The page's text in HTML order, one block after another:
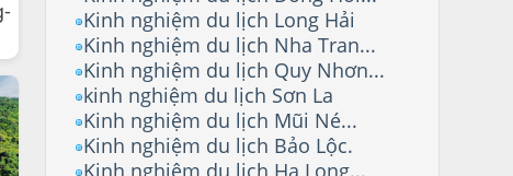
Kinh nghiệm du lịch Long Hải
Kinh nghiệm du lịch Nha Tran...
Kinh nghiệm du lịch Quy Nhơn...
kinh nghiệm du lịch Sơn La
Kinh nghiệm du lịch Mũi Né...
Kinh nghiệm du lịch Bảo Lộc.
Kinh nghiệm du lịch Hạ Long...